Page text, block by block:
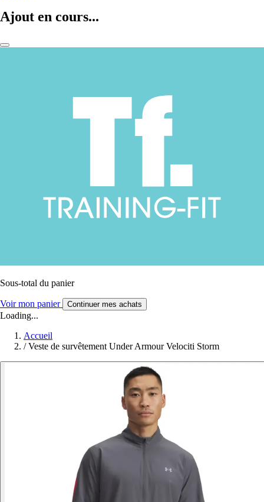
Ajout en cours...
Sous-total du panier
Voir mon panier Continuer mes achats
Loading...
Accueil
/ Veste de survêtement Under Armour Velociti Storm